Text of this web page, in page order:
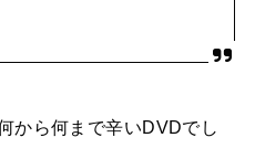
から何まで辛いDVDでし